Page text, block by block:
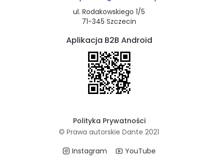
ul. Rodakowskiego 1/5
71-345 Szczecin
Aplikacja B2B Android
Polityka Prywatności
© Prawa autorskie Dante 2021
Instagram
YouTube